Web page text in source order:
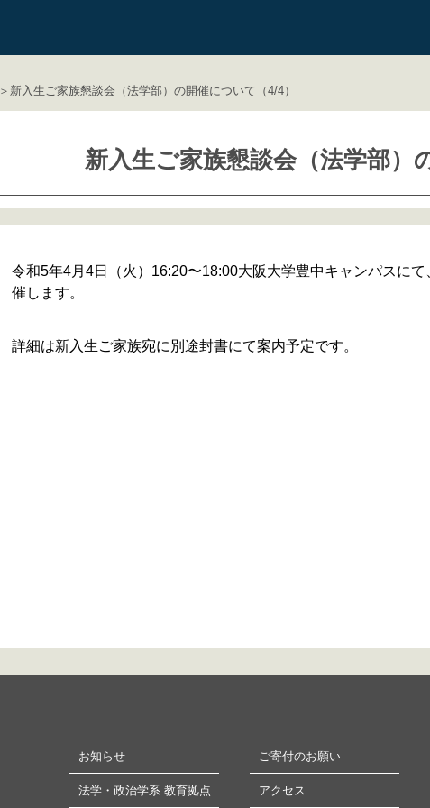
＞新入生ご家族懇談会（法学部）の開催について（4/4）
新入生ご家族懇談会（法学部）
令和5年4月4日（火）16:20〜18:00大阪大学豊中キャンパスに
催します。
詳細は新入生ご家族宛に別途封書にて案内予定です。
お知らせ
法学・政治学系 教育拠点
ご寄付のお願い
アクセス